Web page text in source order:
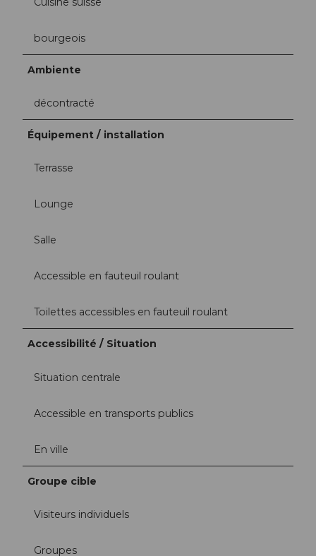
bourgeois
Ambiente
décontracté
Équipement / installation
Terrasse
Lounge
Salle
Accessible en fauteuil roulant
Toilettes accessibles en fauteuil roulant
Accessibilité / Situation
Situation centrale
Accessible en transports publics
En ville
Groupe cible
Visiteurs individuels
Groupes